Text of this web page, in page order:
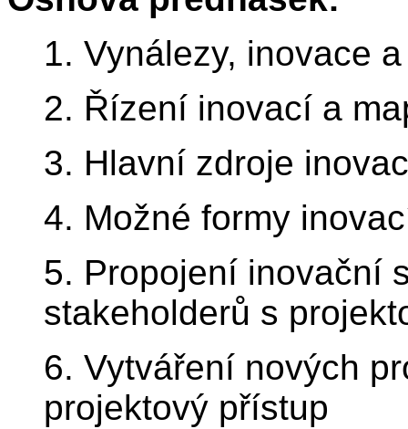
1. Vynálezy, inovace
2. Řízení inovací a
3. Hlavní zdroje
4. Možné formy
5. Propojení inovační
stakeholderů s
6. Vytváření nových
projektový přístup